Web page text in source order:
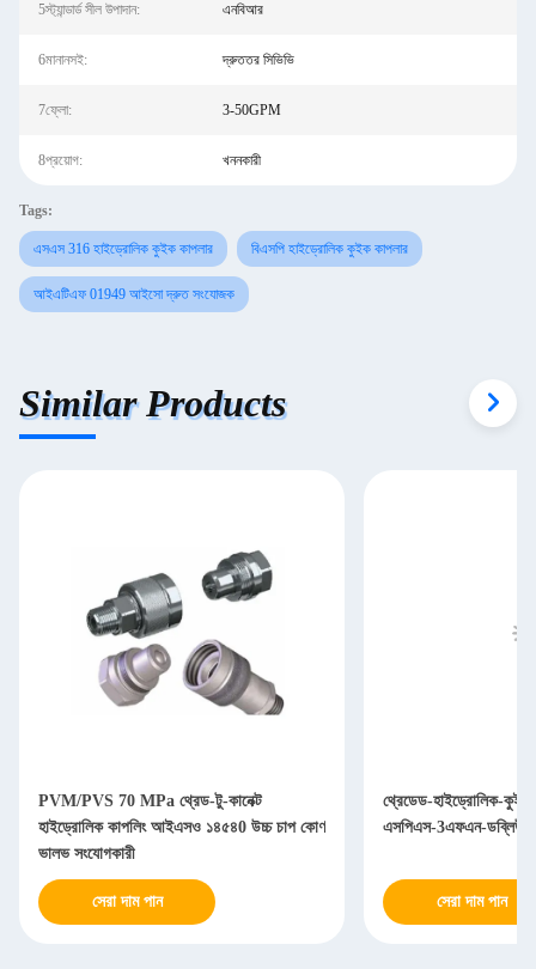
5স্ট্যান্ডার্ড সীল উপাদান: এনবিআর
6মানানসই: দ্রুততর সিভিভি
7ফ্লো: 3-50GPM
8প্রয়োগ: খননকারী
Tags:
এসএস 316 হাইড্রোলিক কুইক কাপলার বিএসপি হাইড্রোলিক কুইক কাপলার
আইএটিএফ 01949 আইসো দ্রুত সংযোজক
Similar Products
PVM/PVS 70 MPa থ্রেড-টু-কানেক্ট
হাইড্রোলিক কাপলিং আইএসও ১৪৫৪0 উচ্চ চাপ কোণ
ভালভ সংযোগকারী
সেরা দাম পান
থ্রেডেড-হাইড্রোলিক-কুইক-
এসপিএস-3এফএন-
সেরা দাম পান